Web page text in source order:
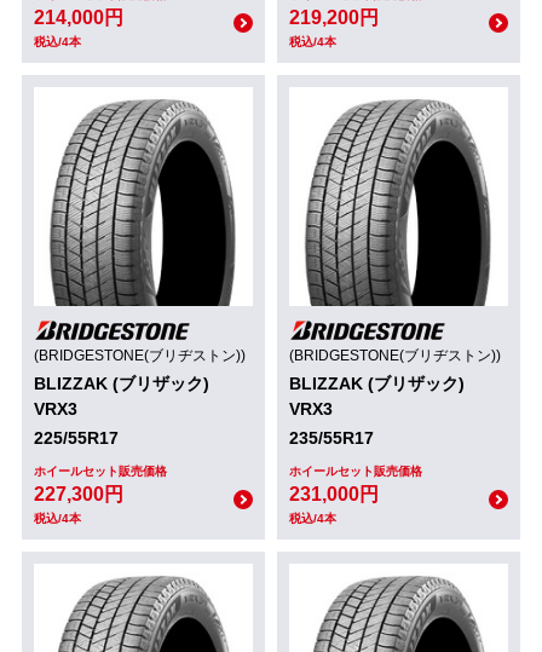
214,000円
税込/4本
219,200円
税込/4本
(BRIDGESTONE(ブリヂストン))
BLIZZAK (ブリザック)
VRX3
225/55R17
ホイールセット販売価格
227,300円
税込/4本
(BRIDGESTONE(ブリヂストン))
BLIZZAK (ブリザック)
VRX3
235/55R17
ホイールセット販売価格
231,000円
税込/4本